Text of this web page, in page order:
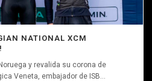
NATIONAL XCM
y revalida su corona de
Veneta, embajador de ISB...